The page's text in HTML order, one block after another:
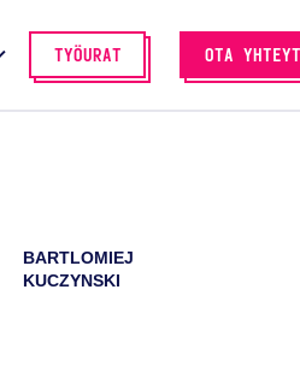
TYÖURAT OTA
BARTLOMIEJ
KUCZYNSKI